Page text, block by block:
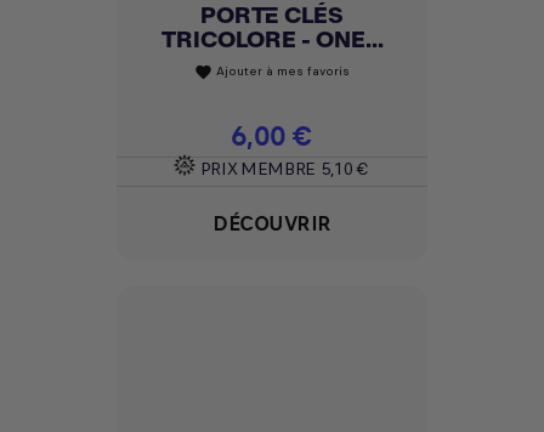
PORTE CLÉS
TRICOLORE - ONE...
favorite Ajouter à mes favoris
Prix
6,00 €
PRIX MEMBRE 5,10 €
DÉCOUVRIR